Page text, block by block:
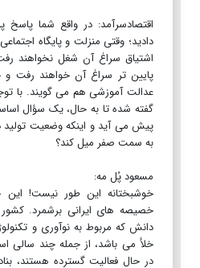
اقتصادسرآمد: در واقع شما
دادید؛ وقتی منزلت و پایگاه
اشتیاق سراغ آن شغل نخواهند
پایین تر سراغ آن خواهند رفت
عدالت آموزشی هم می گویند. با
گفته شده تا به حال، یک سؤال
پیش می آید و اینکه وضعیت تولید
به سمت صفر میل کند؟
مسعود پُل مه:
خوشبختانه این طور نیست! این
خصیصه های ایرانی برشمرد.
دانش که مربوط به نوآوری و
خلأ می باشد، از جمله چند